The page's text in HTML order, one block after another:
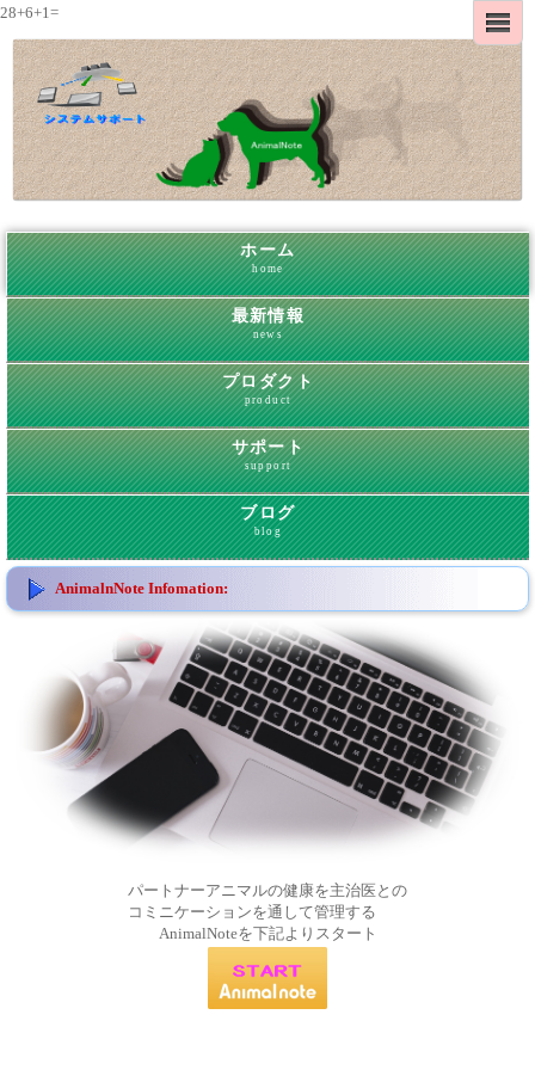
28+6+1=
ホーム
home
最新情報
news
プロダクト
product
サポート
support
ブログ
blog
AnimalnNote Infomation:
パートナーアニマルの健康を主治医との
コミニケーションを通して管理する
AnimalNoteを下記よりスタート